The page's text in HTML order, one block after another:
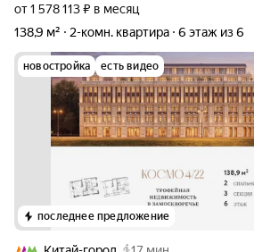
от 1 578 113 ₽ в месяц
138,9 м²
2-комн. квартира 6 этаж из 6
новостройка есть видео
последнее предложение